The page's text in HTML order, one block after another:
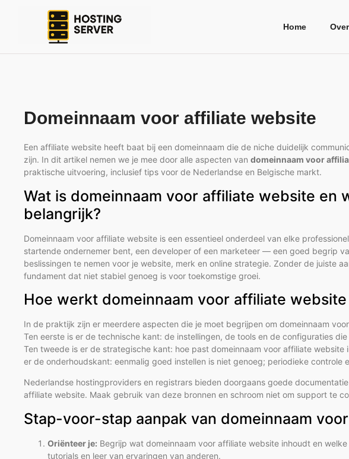
Home Over
Domeinnaam voor affiliate website
Een affiliate website heeft baat bij een domeinnaam die de niche duidelijk
zijn. In dit artikel nemen we je mee door alle aspecten van domeinnaam voor
praktische uitvoering, inclusief tips voor de Nederlandse en Belgische markt.
Wat is domeinnaam voor affiliate website en
belangrijk?
Domeinnaam voor affiliate website is een essentieel onderdeel van elke
startende ondernemer bent, een developer of een marketeer — een goed begrip
beslissingen te nemen voor je website, merk en online strategie. Zonder de juiste
fundament dat niet stabiel genoeg is voor toekomstige groei.
Hoe werkt domeinnaam voor affiliate
In de praktijk zijn er meerdere aspecten die je moet begrijpen om domeinnaam
Ten eerste is er de technische kant: de instellingen, de tools en de configuraties
Ten tweede is er de strategische kant: hoe past domeinnaam voor affiliate website
er de onderhoudskant: eenmalig goed instellen is niet genoeg; periodieke controle
Nederlandse hostingproviders en registrars bieden doorgaans goede
affiliate website. Maak gebruik van deze bronnen en schroom niet om support te
Stap-voor-stap aanpak van domeinnaam
Oriënteer je: Begrijp wat domeinnaam voor affiliate website inhoudt en
tutorials en leer van ervaringen van anderen.